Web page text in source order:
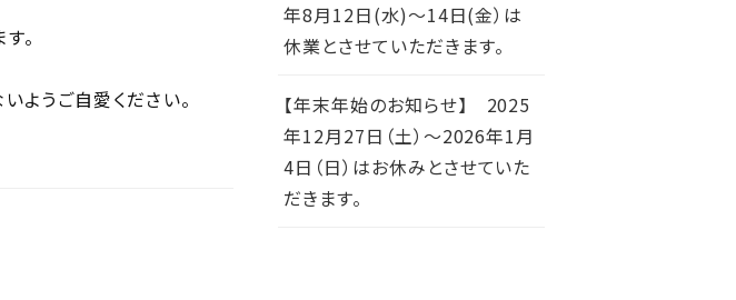
。
ようご自愛ください。
年8月12日(水)～14日(金）は
休業とさせていただきます。
【年末年始のお知らせ】 2025
年12月27日（土）～2026年1月
4日（日）はお休みとさせていた
だきます。